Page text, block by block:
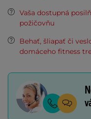
Vaša dostupná
požičovňu
Behať, šliapať či
domáceho fitness